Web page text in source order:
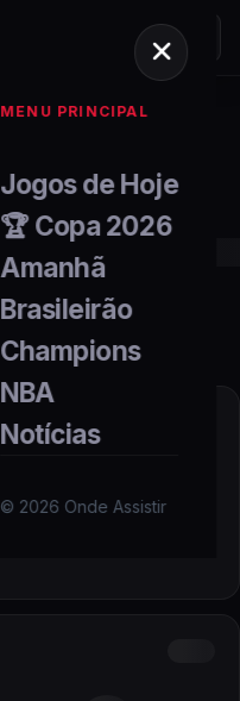
MENU PRINCIPAL
Jogos de Hoje
🏆 Copa 2026
Amanhã
Brasileirão
Champions
NBA
Notícias
© 2026 Onde Assistir